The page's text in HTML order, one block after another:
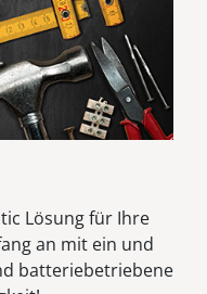
Lösung für Ihre
an mit ein und
batteriebetriebene